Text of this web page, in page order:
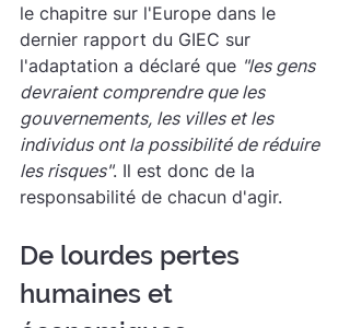
le chapitre sur l'Europe dans le
dernier rapport du GIEC sur
l'adaptation a déclaré que "les gens
devraient comprendre que les
gouvernements, les villes et les
individus ont la possibilité de réduire
les risques". Il est donc de la
responsabilité de chacun d'agir.
De lourdes pertes
humaines et